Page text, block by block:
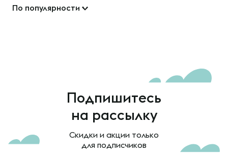
По популярности
Подпишитесь
на рассылку
Скидки и акции только
для подписчиков